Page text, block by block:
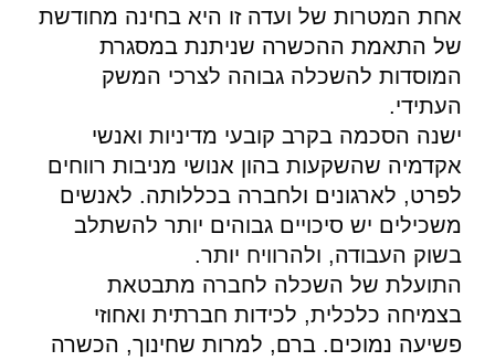
אחת המטרות של ועדה זו היא בחינה מחודשת
של התאמת ההכשרה שניתנת במסגרת
המוסדות להשכלה גבוהה לצרכי המשק
העתידי.
ישנה הסכמה בקרב קובעי מדיניות ואנשי
אקדמיה שהשקעות בהון אנושי מניבות רווחים
לפרט, לארגונים ולחברה בכללותה. לאנשים
משכילים יש סיכויים גבוהים יותר להשתלב
בשוק העבודה, ולהרוויח יותר.
התועלת של השכלה לחברה מתבטאת
בצמיחה כלכלית, לכידות חברתית ואחוזי
פשיעה נמוכים. ברם, למרות שחינוך, הכשרה